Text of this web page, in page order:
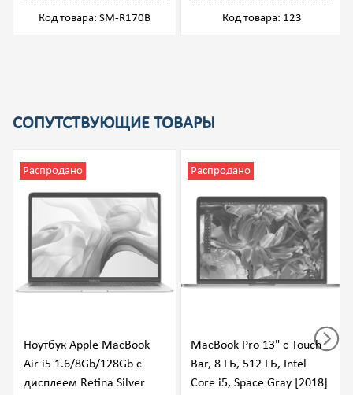
Код товара: SM-R170B Код товара: 123
СОПУТСТВУЮЩИЕ ТОВАРЫ
Ноутбук Apple MacBook
Air i5 1.6/8Gb/128Gb с
дисплеем Retina Silver
Распродано
MacBook Pro 13" с Touch
Bar, 8 ГБ, 512 ГБ, Intel
Core i5, Space Gray [2018]
Распродано